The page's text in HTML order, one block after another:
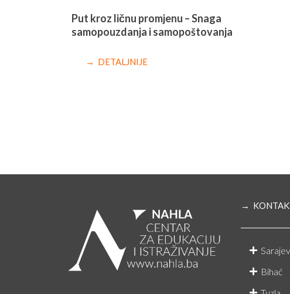
Put kroz ličnu promjenu – Snaga
samopouzdanja i samopoštovanja
→ DETALJNIJE
→
Bihać